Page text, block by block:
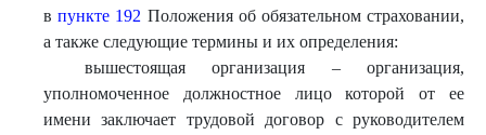
впункте 192 Положения об обязательном страховании,
а также следующие термины и их определения:
вышестоящая организация – организация,
уполномоченное должностное лицо которой от ее
имени заключает трудовой договор с руководителем